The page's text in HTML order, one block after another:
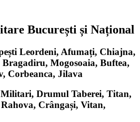
București și Național
Leordeni, Afumați, Chiajna,
Mogosoaia, Buftea,
Corbeanca, Jilava
Drumul Taberei, Titan,
Crângași, Vitan,